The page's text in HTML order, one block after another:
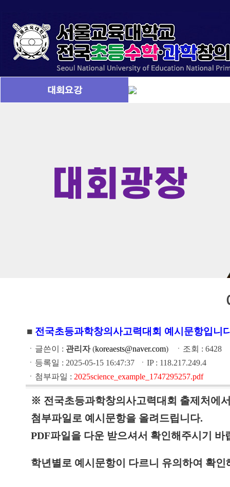
■ 전국초등과학창의사고력대회 예시문항입니
ㆍ글쓴이 : 관리자(koreaests@naver.com) ㆍ조회 : 6428
ㆍ등록일 : 2025-05-15 16:47:37 ㆍIP : 118.217.249.4
ㆍ첨부파일 : 2025science_example_1747295257.pdf
※ 전국초등과학창의사고력대회 출제처에
첨부파일로 예시문항을 올려드립니다.
PDF파일을 다운 받으셔서 확인해주시기 바
학년별로 예시문항이 다르니 유의하여 확인